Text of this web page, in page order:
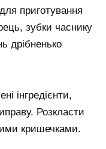
приготування
зубки часнику
дрібненько
інгредієнти,
Розкласти
кришечками.